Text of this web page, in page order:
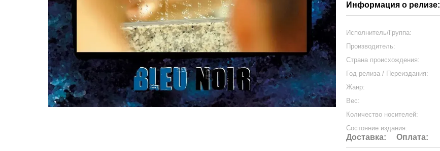
Информация о релизе:
Исполнитель/Группа:
Производитель:
Страна происхождения:
Год релиза / Переиздания:
Жанр:
Вес:
Количество носителей:
Состояние издания:
Доставка: Оплата: